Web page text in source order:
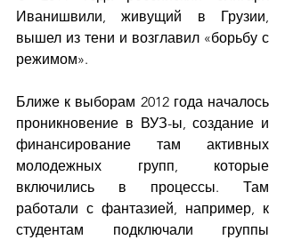
Иванишвили, живущий в Грузии,
вышел из тени и возглавил «борьбу с
режимом».
Ближе к выборам 2012 года началось
проникновение в ВУЗ-ы, создание и
финансирование там активных
молодежных групп, которые
включились в процессы. Там
работали с фантазией, например, к
студентам подключали группы